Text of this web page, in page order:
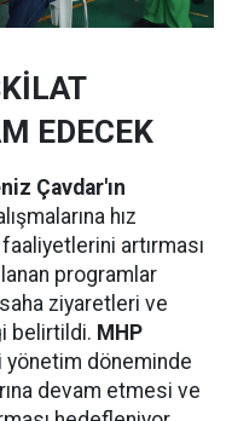
EDECEK
Çavdar'ın
hız
artırması
programlar
ziyaretleri ve
belirtildi. MHP
yönetim döneminde
devam etmesi ve